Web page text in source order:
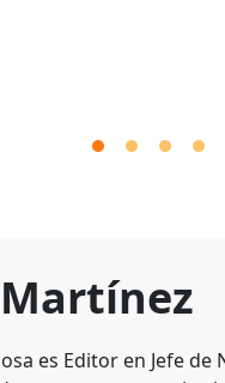
es Editor en Jefe